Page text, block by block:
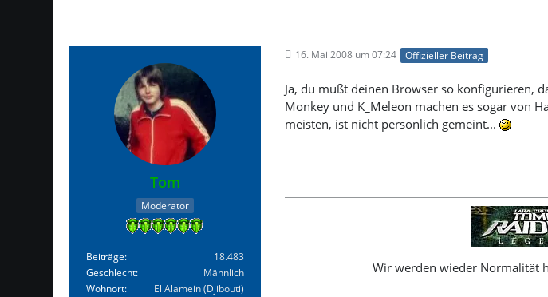
Tom
Moderator
Beiträge
18.483
Geschlecht
Männlich
Wohnort
El Alamein (Djibouti)
16. Mai 2008 um 07:24 Offizieller Beitrag
Ja, du mußt deinen Browser so konfigurieren,
Monkey und K_Meleon machen es sogar von
meisten, ist nicht persönlich gemeint...
Wir werden wieder Normalität